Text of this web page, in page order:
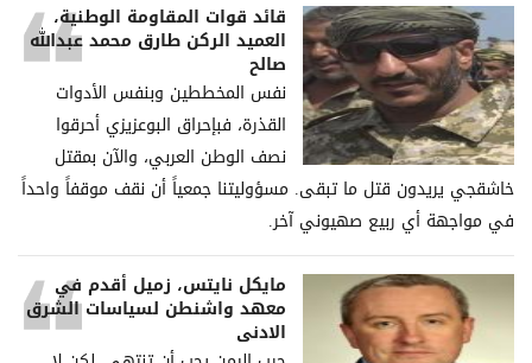
قائد قوات المقاومة الوطنية،
العميد الركن طارق محمد عبدالله
صالح
نفس المخططين وبنفس الأدوات
القذرة، فبإحراق البوعزيزي أحرقوا
نصف الوطن العربي، والآن بمقتل
خاشقجي يريدون قتل ما تبقى. مسؤوليتنا جمعياً أن نقف موقفاً واحداً
في مواجهة أي ربيع صهيوني آخر.
مايكل نايتس، زميل أقدم في
معهد واشنطن لسياسات الشرق
الادنى